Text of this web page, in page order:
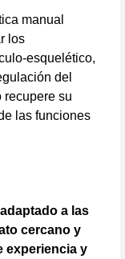
manual
los
esquelético,
del
recupere su
las funciones
a las
cercano y
experiencia y